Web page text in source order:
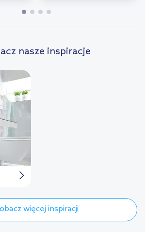
nasze inspiracje
więcej inspiracji